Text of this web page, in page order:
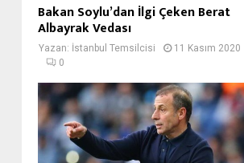
Bakan Soylu’dan İlgi Çeken Berat
Albayrak Vedası
Yazan: İstanbul Temsilcisi
11 Kasım 2020
0